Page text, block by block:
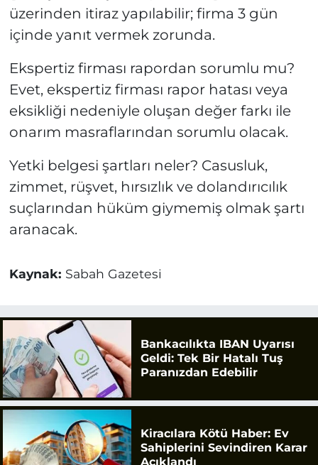
üzerinden itiraz yapılabilir; firma 3 gün
içinde yanıt vermek zorunda.
Ekspertiz firması rapordan sorumlu mu?
Evet, ekspertiz firması rapor hatası veya
eksikliği nedeniyle oluşan değer farkı ile
onarım masraflarından sorumlu olacak.
Yetki belgesi şartları neler? Casusluk,
zimmet, rüşvet, hırsızlık ve dolandırıcılık
suçlarından hüküm giymemiş olmak şartı
aranacak.
Kaynak: Sabah Gazetesi
Bankacılıkta IBAN Uyarısı
Geldi: Tek Bir Hatalı Tuş
Paranızdan Edebilir
Kiracılara Kötü Haber: Ev
Sahiplerini Sevindiren Karar
Açıklandı